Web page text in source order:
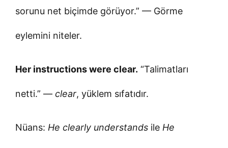
sorunu net biçimde görüyor.” — Görme
eylemini niteler.
Her instructions were clear. “Talimatları
netti.” — clear, yüklem sıfatıdır.
Nüans: He clearly understands ile He